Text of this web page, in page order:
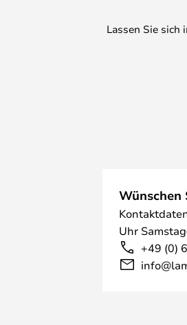
Lassen Sie sich
Wünschen
Uhr
+49 (0)